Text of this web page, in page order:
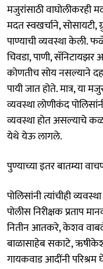
मजुरांसाठी वाघोलीकरही
मदत स्वखर्चाने, सोसायटी,
पाण्याची व्यवस्था केली.
चिवडा, पाणी, सॅनिटायझर
कोणतीच सोय नसल्याने
पायी जात होते. मात्र, या
व्यवस्था लोणीकंद
व्यवस्था होत असल्याचे
येथे येऊ लागले.
पुण्याच्या इतर बातम्या
पोलिसांनी त्यांचीही
पोलीस निरीक्षक प्रताप
नितीन आतकरे, केशव
बाळासाहेब सकाटे,
गायकवाड आदींनी